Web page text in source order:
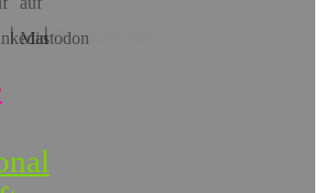
Hol dir die App!